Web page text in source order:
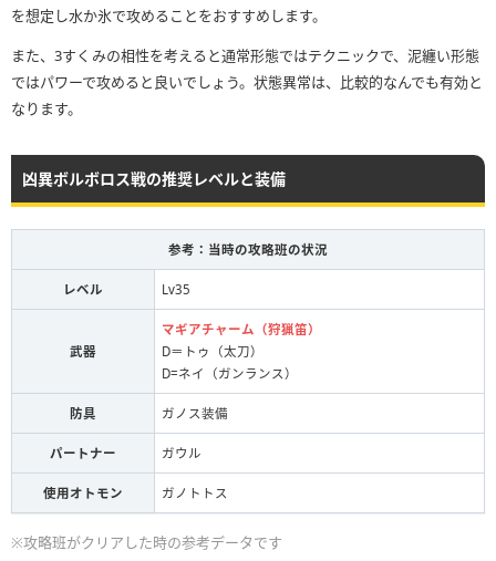
を想定し水か氷で攻めることをおすすめします。
また、3すくみの相性を考えると通常形態ではテクニックで、泥纏い形態
ではパワーで攻めると良いでしょう。状態異常は、比較的なんでも有効と
なります。
凶異ボルボロス戦の推奨レベルと装備
参考：当時の攻略班の状況
レベル Lv35
武器
マギアチャーム（狩猟笛）
D＝トゥ（太刀）
D=ネイ（ガンランス）
防具 ガノス装備
パートナー ガウル
使用オトモン ガノトトス
※攻略班がクリアした時の参考データです